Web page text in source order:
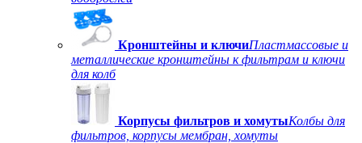
Кронштейны и ключиПластмассовые и
металлические кронштейны к фильтрам и ключи
для колб
Корпусы фильтров и хомутыКолбы для
фильтров, корпусы мембран, хомуты